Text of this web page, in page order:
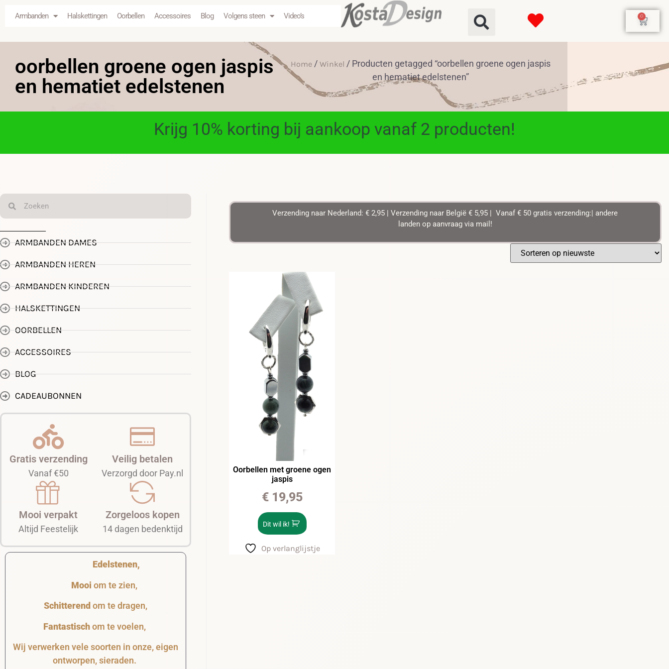
Armbanden Halskettingen Oorbellen Accessoires Blog Volgens steen Video’s 0
oorbellen groene ogen jaspis
en hematiet edelstenen
Home / Winkel / Producten getagged “oorbellen groene ogen jaspis
en hematiet edelstenen”
Krijg 10% korting bij aankoop vanaf 2 producten!
ARMBANDEN DAMES
ARMBANDEN HEREN
ARMBANDEN KINDEREN
HALSKETTINGEN
OORBELLEN
ACCESSOIRES
BLOG
CADEAUBONNEN
Gratis verzending
Vanaf €50
Mooi verpakt
Altijd Feestelijk
Veilig betalen
Verzorgd door Pay.nl
Zorgeloos kopen
14 dagen bedenktijd
Edelstenen,
Mooi om te zien,
Schitterend om te dragen,
Fantastischom te voelen,
Wij verwerken vele soorten in onze, eigen
ontworpen, sieraden.
Verzending naar Nederland: € 2,95 | Verzending naar België € 5,95 | Vanaf € 50 gratis verzending:| andere
landen op aanvraag via mail!
Oorbellen met groene ogen
jaspis
€19,95
Dit wil ik!
Op verlanglijstje